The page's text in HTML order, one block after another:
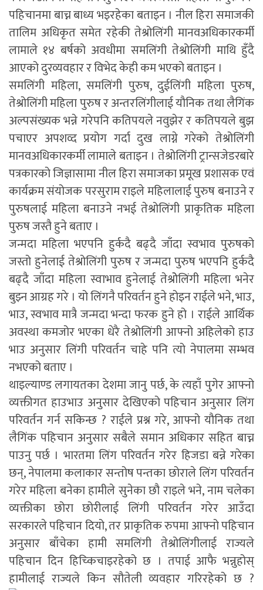
पहिचानमा बाच्न बाध्य भइरहेका बताइन । नील हिरा समाजकी
तालिम अधिकृत समेत रहेकी तेश्रोलिंगी मानवअधिकारकर्मी
लामाले १४ बर्षको अवधीमा समलिंगी तेश्रोलिंगी माथि हुँदै
आएको दुरव्यवहार र विभेद केही कम भएको बताइन ।
समलिंगी महिला, समलिंगी पुरुष, दुईलिंगी महिला पुरुष,
तेश्रोलिंगी महिला पुरुष र अन्तरलिंगीलाई यौनिक तथा लैगिंक
अल्पसंख्यक भन्ने गरेपनि कतिपयले नवुझेर र कतिपयले बुझ
पचाएर अपशव्द प्रयोग गर्दा दुख लाग्ने गरेको तेश्रोलिंगी
मानवअधिकारकर्मी लामाले बताइन । तेश्रोलिंगी ट्रान्सजेडरबारे
पत्रकारको जिज्ञासामा नील हिरा समाजका प्रमूख प्रशासक एवं
कार्यक्रम संयोजक परसुराम राइले महिलालाई पुरुष बनाउने र
पुरुषलाई महिला बनाउने नभई तेश्रोलिंगी प्राकृतिक महिला
पुरुष जस्तै हुने बताए ।
जन्मदा महिला भएपनि हुर्कदै बढ्दै जाँदा स्वभाव पुरुषको
जस्तो हुनेलाई तेश्रोलिंगी पुरुष र जन्मदा पुरुष भएपनि हुर्कदै
बढ्दै जाँदा महिला स्वाभाव हुनेलाई तेश्रोेलिंगी महिला भनेर
बुझ्न आग्रह गरे । यो लिंगनै परिवर्तन हुने होइन राईले भने, भाउ,
भाउ, स्वभाव मात्रै जन्मदा भन्दा फरक हुने हो । राईले आर्थिक
अवस्था कमजोर भएका धेरै तेश्रोलिंगी आफ्नो अहिलेको हाउ
भाउ अनुसार लिंगी परिवर्तन चाहे पनि त्यो नेपालमा सम्भव
नभएको बताए ।
थाइल्याण्ड लगायतका देशमा जानु पर्छ, के त्यहाँ पुगेर आफ्नो
व्यक्तीगत हाउभाउ अनुसार देखिएको पहिचान अनुसार लिंग
परिवर्तन गर्न सकिन्छ ? राईले प्रश्न गरे, आफ्नो यौनिक तथा
लैगिंक पहिचान अनुसार सबैले समान अधिकार सहित बाच्न
पाउनु पर्छ । भारतमा लिंग परिवर्तन गरेर हिजडा बन्ने गरेका
छन्, नेपालमा कलाकार सन्तोष पन्तका छोराले लिंग परिवर्तन
गरेर महिला बनेका हामीले सुनेका छौ राइले भने, नाम चलेका
व्यक्तीका छोरा छोरीलाई लिंगी परिवर्तन गरेर आउँदा
सरकारले पहिचान दियो, तर प्राकृतिक रुपमा आफ्नो पहिचान
अनुसार बाँचेका हामी समलिंगी तेश्रोलिंगीलाई राज्यले
पहिचान दिन हिच्किचाइरहेको छ । तपाई आफै भन्नुहोस्
हामीलाई राज्यले किन सौतेली व्यवहार गरिरहेको छ ?